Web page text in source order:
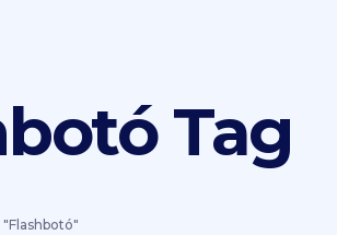
Tag